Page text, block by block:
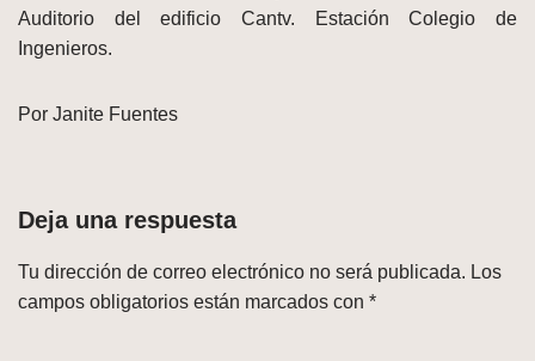
Auditorio del edificio Cantv. Estación Colegio de
Ingenieros.
Por Janite Fuentes
Deja una respuesta
Tu dirección de correo electrónico no será publicada. Los
campos obligatorios están marcados con *